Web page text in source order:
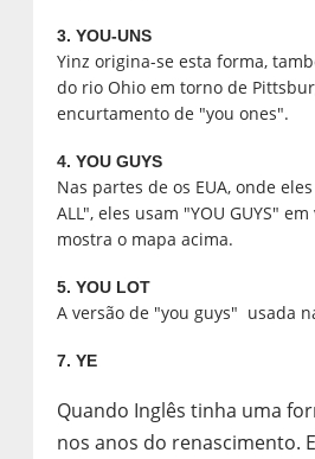
3. YOU-UNS
Yinz origina-se esta forma,
do rio Ohio em torno de
encurtamento de "you ones".
4. YOU GUYS
Nas partes de os EUA, onde
ALL", eles usam "YOU GUYS"
mostra o mapa acima.
5. YOU LOT
A versão de "you guys" usada
7. YE
Quando Inglês tinha uma
nos anos do renascimento.